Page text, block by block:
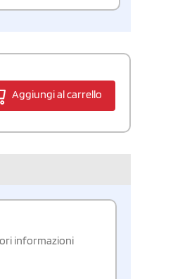
Aggiungi al carrello
informazioni